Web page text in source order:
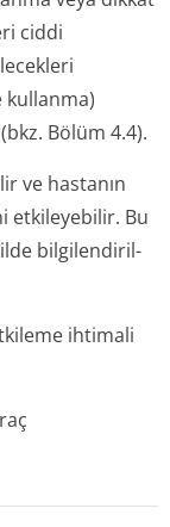
ciddi
Bölüm 4.4).
ve hastanın
etkileyebilir. Bu
bilgilendiril­
ihtimali